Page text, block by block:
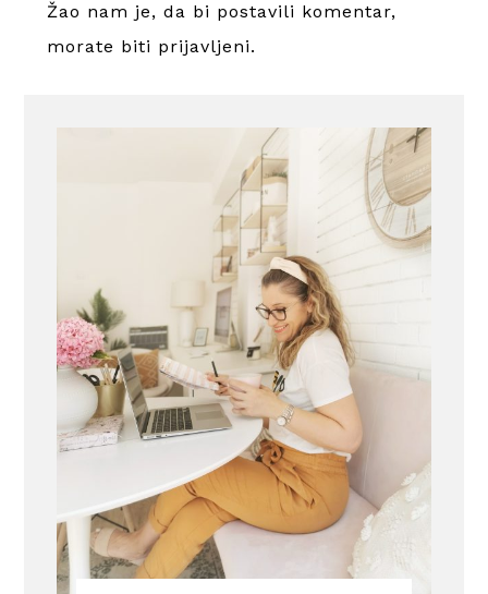
Žao nam je, da bi postavili komentar,
morate biti prijavljeni.